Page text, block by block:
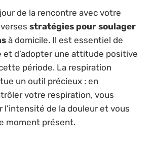
de la rencontre avec votre
stratégies pour soulager
à domicile. Il est essentiel de
d’adopter une attitude positive
période. La respiration
un outil précieux : en
votre respiration, vous
l’intensité de la douleur et vous
moment présent.